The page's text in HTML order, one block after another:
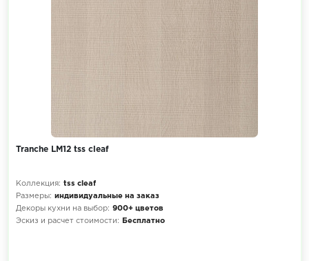
Tranche LM12 tss cleaf
Коллекция: tss cleaf
Размеры: индивидуальные на заказ
Декоры кухни на выбор: 900+ цветов
Эскиз и расчет стоимости:
Бесплатно